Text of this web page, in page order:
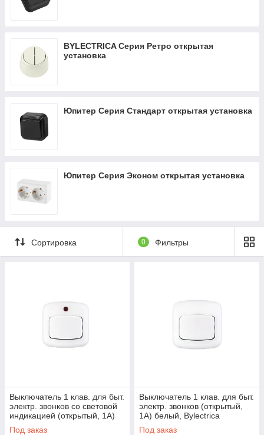
BYLECTRICA Серия Ретро открытая
установка
Юпитер Серия Стандарт открытая установка
Юпитер Серия Эконом открытая установка
Сортировка 0 Фильтры
Выключатель 1 клав. для быт.
электр. звонков со световой
индикацией (открытый, 1А)
белый, Bylectrica
Под заказ
Выключатель 1 клав. для быт.
электр. звонков (открытый,
1А) белый, Bylectrica
(BYLECTRICA) (А11-894)
Под заказ